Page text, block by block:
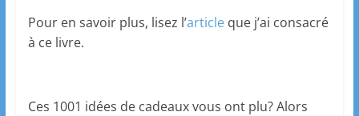
Pour en savoir plus, lisez l’articleque j’ai consacré
à ce livre.
Ces 1001 idées de cadeaux vous ont plu? Alors